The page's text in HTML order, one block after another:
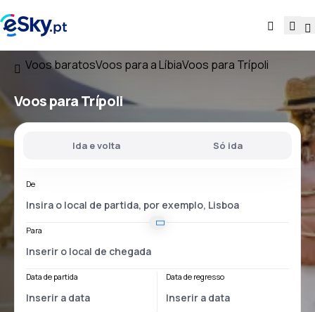
Voos baratosVoos para a LíbiaVoos para Trípoli
Voos para Trípoli
Ida e volta Só ida
De
Para
Data de partida Data de regresso